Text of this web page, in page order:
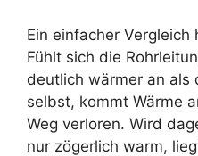
Ein einfacher
Fühlt sich die
deutlich wärmer an als
selbst, kommt Wärme
Weg verloren. Wird
nur zögerlich warm,